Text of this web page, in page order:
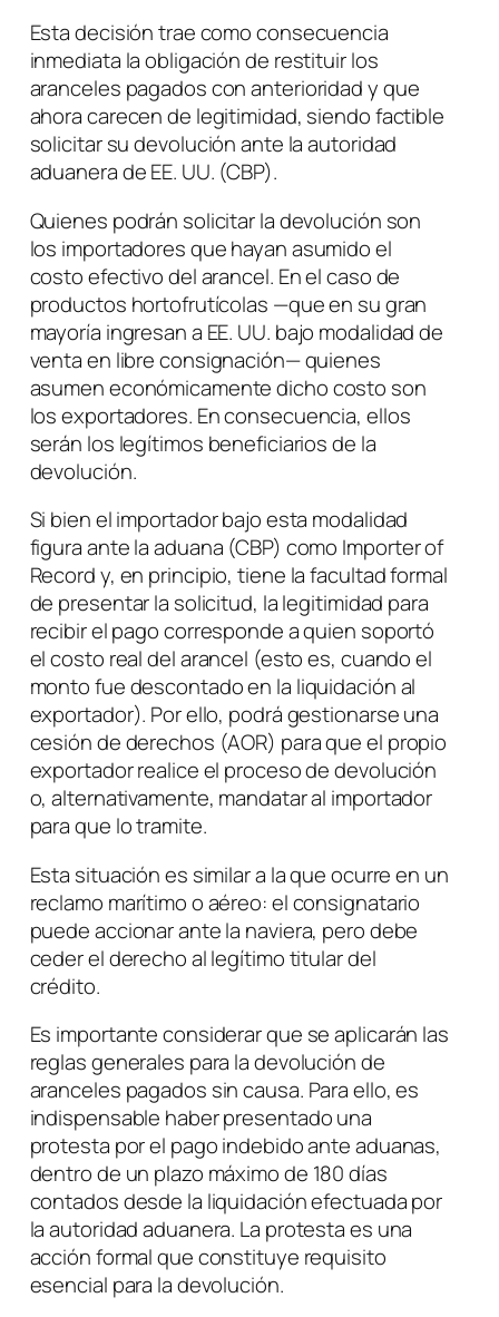
Esta decisión trae como consecuencia
inmediata la obligación de restituir los
aranceles pagados con anterioridad y que
ahora carecen de legitimidad, siendo factible
solicitar su devolución ante la autoridad
aduanera de EE. UU. (CBP).
Quienes podrán solicitar la devolución son
los importadores que hayan asumido el
costo efectivo del arancel. En el caso de
productos hortofrutícolas —que en su gran
mayoría ingresan a EE. UU. bajo modalidad de
venta en libre consignación— quienes
asumen económicamente dicho costo son
los exportadores. En consecuencia, ellos
serán los legítimos beneficiarios de la
devolución.
Si bien el importador bajo esta modalidad
figura ante la aduana (CBP) como Importer of
Recordy, en principio, tiene la facultad formal
de presentar la solicitud, la legitimidad para
recibir el pago corresponde a quien soportó
el costo real del arancel (esto es, cuando el
monto fue descontado en la liquidación al
exportador). Por ello, podrá gestionarse una
cesión de derechos (AOR) para que el propio
exportador realice el proceso de devolución
o, alternativamente, mandatar al importador
para que lo tramite.
Esta situación es similar a la que ocurre en un
reclamo marítimo o aéreo: el consignatario
puede accionar ante la naviera, pero debe
ceder el derecho al legítimo titular del
crédito.
Es importante considerar que se aplicarán las
reglas generales para la devolución de
aranceles pagados sin causa. Para ello, es
indispensable haber presentado una
protesta por el pago indebido ante aduanas,
dentro de un plazo máximo de 180 días
contados desde la liquidación efectuada por
la autoridad aduanera. La protesta es una
acción formal que constituye requisito
esencial para la devolución.